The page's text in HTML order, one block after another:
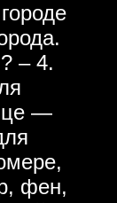
– 4.
—
фен,